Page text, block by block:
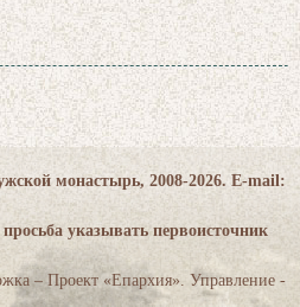
монастырь, 2008-2026. E-mail:
указывать первоисточник
– Проект «Епархия». Управление -